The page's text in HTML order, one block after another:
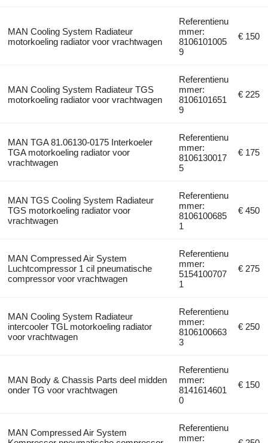
MAN Cooling System Radiateur
motorkoeling radiator voor vrachtwagen
Referentienu
mmer:
8106101005
9
€ 150
MAN Cooling System Radiateur TGS
motorkoeling radiator voor vrachtwagen
Referentienu
mmer:
8106101651
9
€ 225
MAN TGA 81.06130-0175 Interkoeler
TGA motorkoeling radiator voor
vrachtwagen
Referentienu
mmer:
8106130017
5
€ 175
MAN TGS Cooling System Radiateur
TGS motorkoeling radiator voor
vrachtwagen
Referentienu
mmer:
8106100685
1
€ 450
MAN Compressed Air System
Luchtcompressor 1 cil pneumatische
compressor voor vrachtwagen
Referentienu
mmer:
5154100707
1
€ 275
MAN Cooling System Radiateur
intercooler TGL motorkoeling radiator
voor vrachtwagen
Referentienu
mmer:
8106100663
3
€ 250
MAN Body & Chassis Parts deel midden
onder TG voor vrachtwagen
Referentienu
mmer:
8141614601
0
€ 150
MAN Compressed Air System
Referentienu
mmer: